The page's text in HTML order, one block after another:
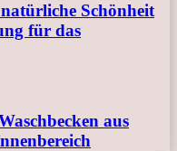
Schönheit
für das
aus